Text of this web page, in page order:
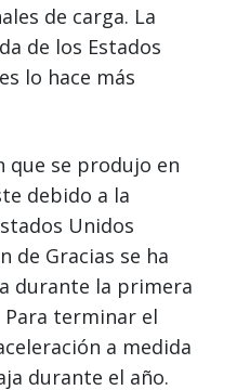
de carga. La
de los Estados
lo hace más
que se produjo en
debido a la
Unidos
de Gracias se ha
durante la primera
Para terminar el
a medida
durante el año.